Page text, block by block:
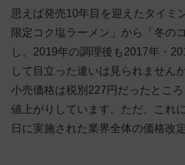
思えば発売10年目を迎えたタイミ
限定コク塩ラーメン」から「冬の
し、2019年の調理後も2017年・
して目立った違いは見られません
小売価格は税別227円だったとこ
値上がりしています。ただ、これ
日に実施された業界全体の価格改